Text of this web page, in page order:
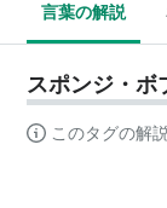
言葉の解説
スポンジ・ボ
このタグの解